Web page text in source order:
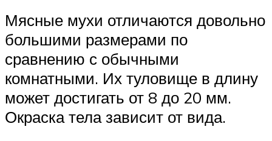
Мясные мухи отличаются довольно
большими размерами по
сравнению с обычными
комнатными. Их туловище в длину
может достигать от 8 до 20 мм.
Окраска тела зависит от вида.